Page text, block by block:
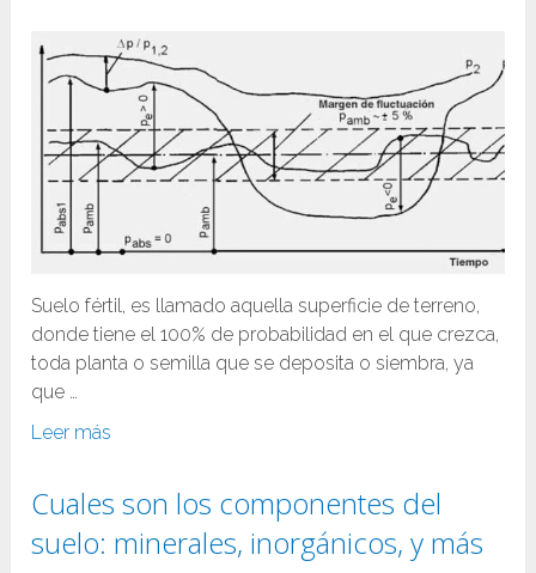
Suelo fértil, es llamado aquella superficie de terreno,
donde tiene el 100% de probabilidad en el que crezca,
toda planta o semilla que se deposita o siembra, ya
que …
Leer más
Cuales son los componentes del
suelo: minerales, inorgánicos, y más